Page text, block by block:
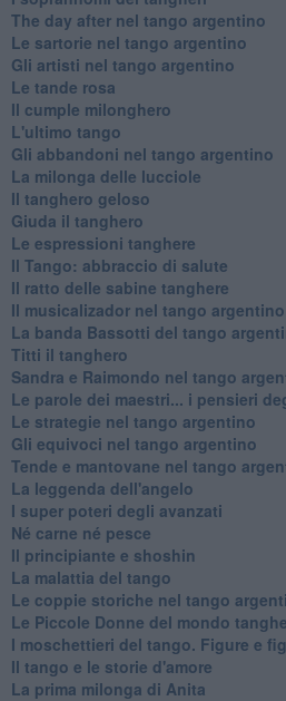
The day after nel tango argentino
Le sartorie nel tango argentino
Gli artisti nel tango argentino
Le tande rosa
Il cumple milonghero
L'ultimo tango
Gli abbandoni nel tango argentino
La milonga delle lucciole
Il tanghero geloso
Giuda il tanghero
Le espressioni tanghere
Il Tango: abbraccio di salute
Il ratto delle sabine tanghere
Il musicalizador nel tango argentino
La banda Bassotti del tango
Titti il tanghero
Sandra e Raimondo nel tango
Le parole dei maestri... i pensieri
Le strategie nel tango argentino
Gli equivoci nel tango argentino
Tende e mantovane nel tango
La leggenda dell'angelo
I super poteri degli avanzati
​Né carne né pesce
Il principiante e shoshin
La malattia del tango
Le coppie storiche nel tango
​Le Piccole Donne del mondo
I moschettieri del tango. Figure e
Il tango e le storie d'amore
​La prima milonga di Anita